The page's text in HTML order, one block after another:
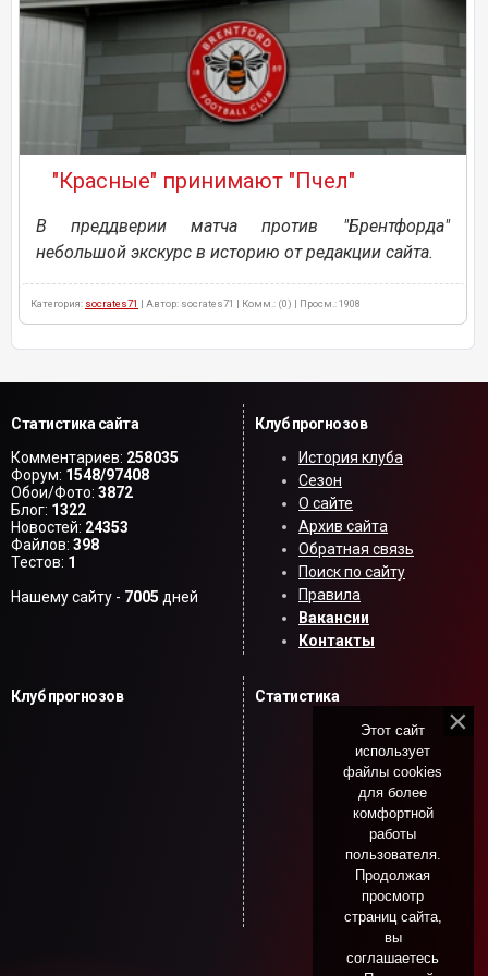
"Красные" принимают "Пчел"
В преддверии матча против "Брентфорда"
небольшой экскурс в историю от редакции сайта.
Категория: socrates71 | Автор: socrates71 | Комм.: (0) | Просм.: 1908
Статистика сайта
Комментариев: 258035
Форум: 1548/97408
Обои/Фото: 3872
Блог: 1322
Новостей: 24353
Файлов: 398
Тестов: 1
Нашему сайту - 7005 дней
Клуб прогнозов
История клуба
Сезон
О сайте
Архив сайта
Обратная связь
Поиск по сайту
Правила
Вакансии
Контакты
Клуб прогнозов Статистика
Этот сайт
использует
файлы cookies
для более
комфортной
работы
пользователя.
Продолжая
просмотр
страниц сайта,
вы
соглашаетесь